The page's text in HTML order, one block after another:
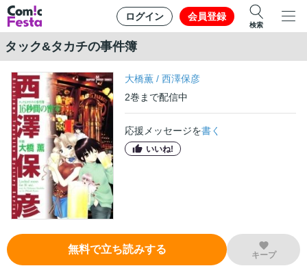
ログイン 会員登録
検索
タック&タカチの事件簿
大橋薫 /西澤保彦
2巻 まで配信中
応援メッセージを書く
いいね!
無料で立ち読みする キープ